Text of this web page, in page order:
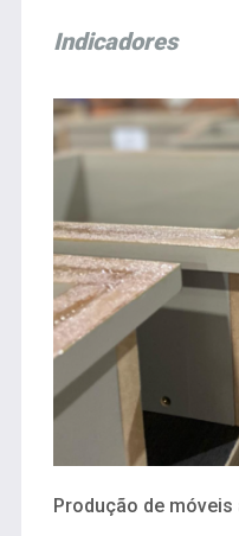
Indicadores
Produção de